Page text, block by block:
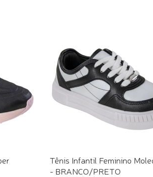
Tênis Infantil Feminino
- BRANCO/PRETO